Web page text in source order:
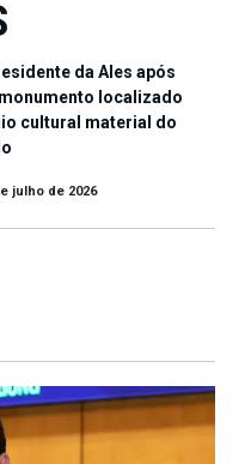
da Ales após
localizado
cultural material do
julho de 2026